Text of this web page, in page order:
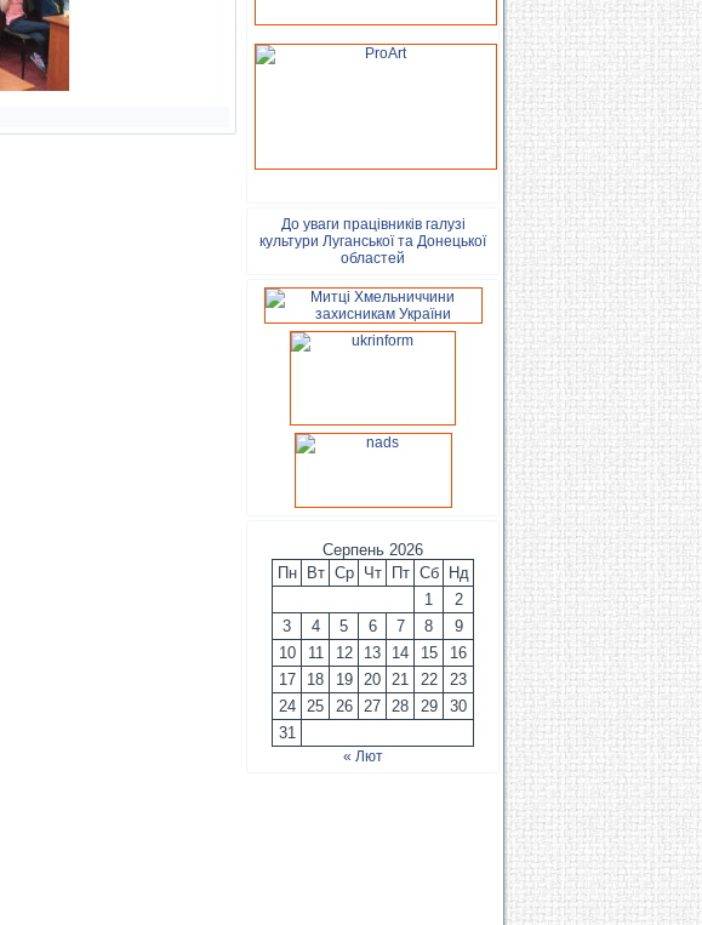
До уваги працівників галузі
культури Луганської та Донецької
областей
Серпень 2026
Пн
Вт Ср Чт Пт Сб
Нд
1
2
3
4 5 6 7 8
9
10
11 12 13 14 15
16
17
18 19 20 21 22
23
24
25 26 27 28 29
30
31
« Лют